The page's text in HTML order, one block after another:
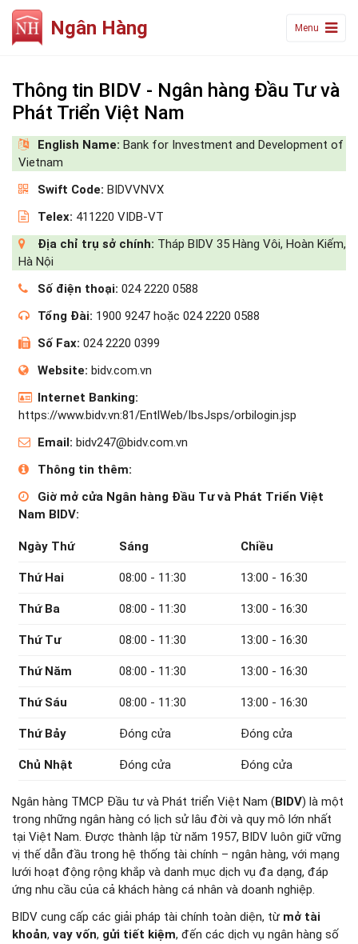
Ngân Hàng Menu
Thông tin BIDV - Ngân hàng Đầu Tư và
Phát Triển Việt Nam
English Name: Bank for Investment and Development of
Vietnam
Swift Code: BIDVVNVX
Telex: 411220 VIDB-VT
Địa chỉ trụ sở chính: Tháp BIDV 35 Hàng Vôi, Hoàn Kiếm,
Hà Nội
Số điện thoại: 024 2220 0588
Tổng Đài: 1900 9247 hoặc 024 2220 0588
Số Fax: 024 2220 0399
Website: bidv.com.vn
Internet Banking:
https://www.bidv.vn:81/EntlWeb/IbsJsps/orbilogin.jsp
Email: bidv247@bidv.com.vn
Thông tin thêm:
Giờ mở cửa Ngân hàng Đầu Tư và Phát Triển Việt
Nam BIDV:
Ngày Thứ Sáng Chiều
Thứ Hai 08:00 - 11:30 13:00 - 16:30
Thứ Ba 08:00 - 11:30 13:00 - 16:30
Thứ Tư 08:00 - 11:30 13:00 - 16:30
Thứ Năm 08:00 - 11:30 13:00 - 16:30
Thứ Sáu 08:00 - 11:30 13:00 - 16:30
Thứ Bảy Đóng cửa Đóng cửa
Chủ Nhật Đóng cửa Đóng cửa
Ngân hàng TMCP Đầu tư và Phát triển Việt Nam (BIDV) là một
trong những ngân hàng có lịch sử lâu đời và quy mô lớn nhất
tại Việt Nam. Được thành lập từ năm 1957, BIDV luôn giữ vững
vị thế dẫn đầu trong hệ thống tài chính – ngân hàng, với mạng
lưới hoạt động rộng khắp và danh mục dịch vụ đa dạng, đáp
ứng nhu cầu của cả khách hàng cá nhân và doanh nghiệp.
BIDV cung cấp các giải pháp tài chính toàn diện, từ mở tài
khoản, vay vốn, gửi tiết kiệm, đến các dịch vụ ngân hàng số